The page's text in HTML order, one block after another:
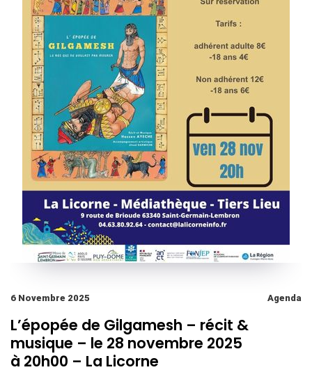
6 Novembre 2025 Agenda
L’épopée de Gilgamesh – récit &
musique – le 28 novembre 2025
à 20h00 – La Licorne